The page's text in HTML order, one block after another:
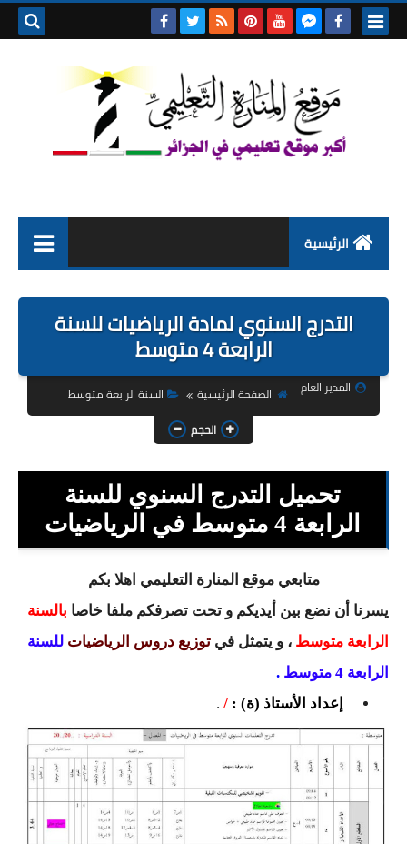
الرئيسية
التربية التحضيرية
السنة الاولى ابتدائي
السنة الثانية ابتدائي
السنة الرابعة ابتدائي
السنة الخامسة ابتدائي
شهادة التعليم الابتدائي
تزيين القسم
السنة الثانية متوسط
السنة الثالثة متوسط
السنة الرابعة متوسط
التدرج السنوي لمادة الرياضيات للسنة
الرابعة 4 متوسط
المدير العام الصفحة الرئيسية
السنة الرابعة متوسط
الحجم
تحميل التدرج السنوي للسنة
الرابعة 4 متوسط في الرياضيات
متابعي موقع المنارة التعليمي اهلا بكم
يسرنا أن نضع بين أيديكم و تحت تصرفكم ملفا خاصا بالسنة
الرابعة متوسط ، و يتمثل في توزيع دروس الرياضيات للسنة
الرابعة 4 متوسط
.
إعداد الأستاذ (ة) : /
.